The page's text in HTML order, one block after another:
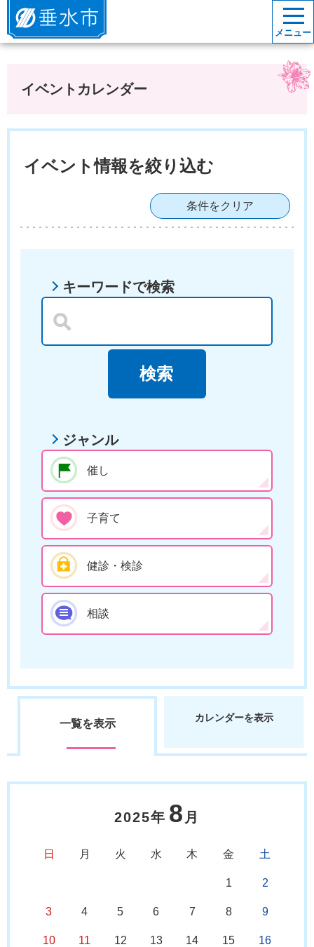
垂水市
メニュー
イベントカレンダー
イベント情報を絞り込む
条件をクリア
キーワードで検索
ジャンル
催し
子育て
健診・検診
相談
一覧を表示 カレンダーを表示
2025年 8 月
日 月 火 水 木 金 土
1 2
3 4 5 6 7 8 9
10 11 12 13 14 15 16